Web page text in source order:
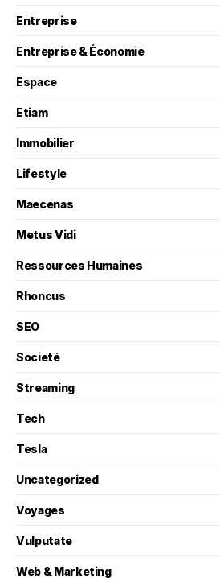
Entreprise
Entreprise & Économie
Espace
Etiam
Immobilier
Lifestyle
Maecenas
Metus Vidi
Ressources Humaines
Rhoncus
SEO
Societé
Streaming
Tech
Tesla
Uncategorized
Voyages
Vulputate
Web & Marketing